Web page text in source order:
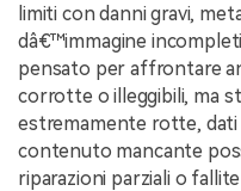
limiti con danni gravi,
dâ€™immagine
pensato per affrontare
corrotte o illeggibili, ma
estremamente rotte,
contenuto mancante
riparazioni parziali o